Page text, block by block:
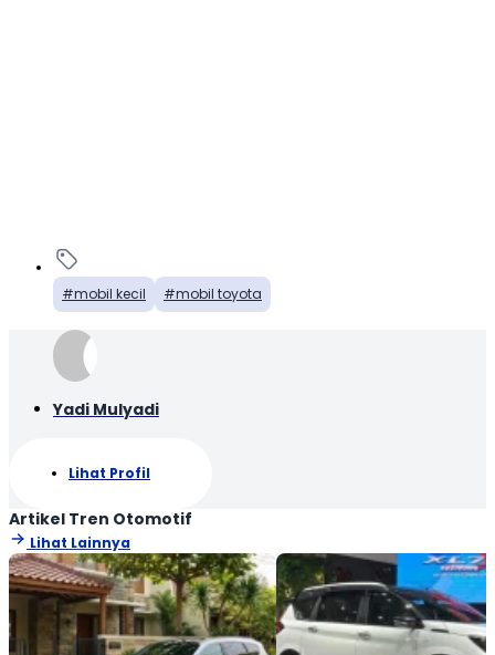
mobil kecil mobil toyota
Yadi Mulyadi
Lihat Profil
Artikel Tren Otomotif
Lihat Lainnya